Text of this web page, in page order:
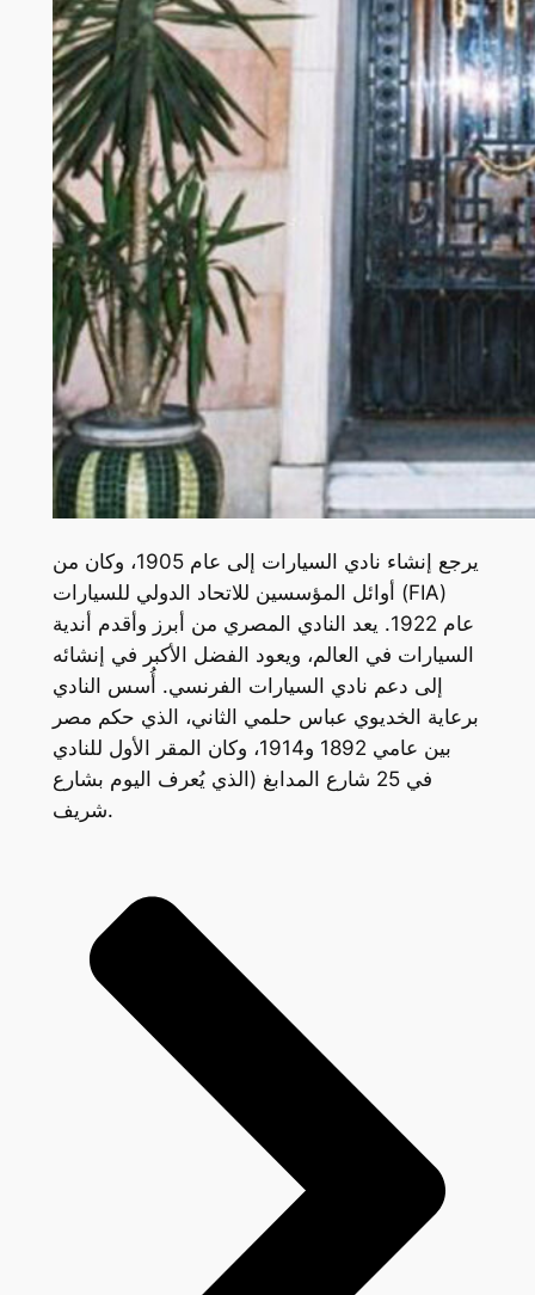
يرجع إنشاء نادي السيارات إلى عام 1905، وكان من
أوائل المؤسسين للاتحاد الدولي للسيارات (FIA)
عام 1922. يعد النادي المصري من أبرز وأقدم أندية
السيارات في العالم، ويعود الفضل الأكبر في إنشائه
إلى دعم نادي السيارات الفرنسي. أُسس النادي
برعاية الخديوي عباس حلمي الثاني، الذي حكم مصر
بين عامي 1892 و1914، وكان المقر الأول للنادي
في 25 شارع المدابغ (الذي يُعرف اليوم بشارع
شريف.